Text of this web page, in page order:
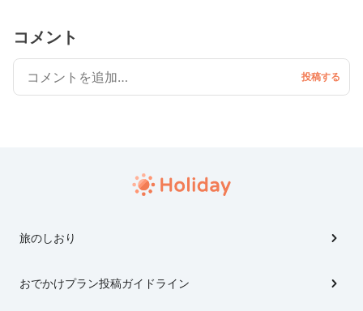
コメント
旅のしおり
おでかけプラン投稿ガイドライン